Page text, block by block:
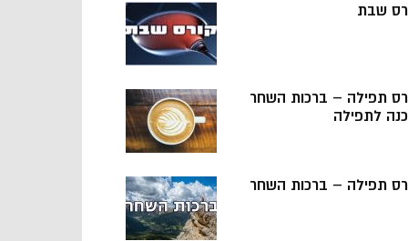
שבת
תפילה – ברכות השחר
לתפילה
תפילה – ברכות השחר